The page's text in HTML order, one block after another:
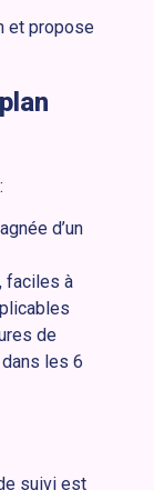
et propose
d’un
faciles à
de
les 6
suivi est